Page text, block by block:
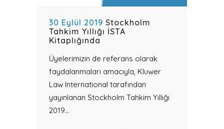
30 Eylül 2019 Stockholm
Tahkim Yıllığı İSTA
Kitaplığında
Üyelerimizin de referans olarak
faydalanmaları amacıyla, Kluwer
Law International tarafından
yayınlanan Stockholm Tahkim Yıllığı
2019...